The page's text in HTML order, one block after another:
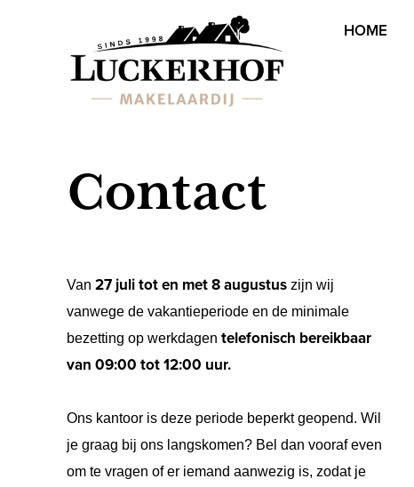
HOME
Contact
Van 27 juli tot en met 8 augustus zijn wij
vanwege de vakantieperiode en de minimale
bezetting op werkdagen telefonisch bereikbaar
van 09:00 tot 12:00 uur.
Ons kantoor is deze periode beperkt geopend. Wil
je graag bij ons langskomen? Bel dan vooraf even
om te vragen of er iemand aanwezig is, zodat je